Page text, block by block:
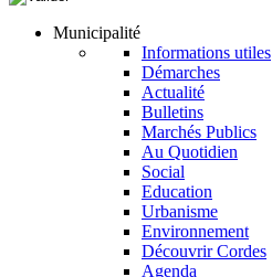
Municipalité
Informations utiles
Démarches
Actualité
Bulletins
Marchés Publics
Au Quotidien
Social
Education
Urbanisme
Environnement
Découvrir Cordes
Agenda